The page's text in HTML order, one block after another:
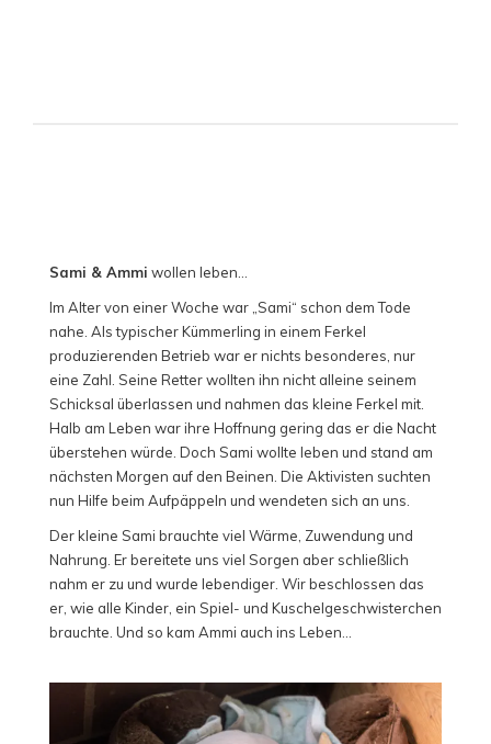
Sami & Ammi wollen leben…
Im Alter von einer Woche war „Sami“ schon dem Tode
nahe. Als typischer Kümmerling in einem Ferkel
produzierenden Betrieb war er nichts besonderes, nur
eine Zahl. Seine Retter wollten ihn nicht alleine seinem
Schicksal überlassen und nahmen das kleine Ferkel mit.
Halb am Leben war ihre Hoffnung gering das er die Nacht
überstehen würde. Doch Sami wollte leben und stand am
nächsten Morgen auf den Beinen. Die Aktivisten suchten
nun Hilfe beim Aufpäppeln und wendeten sich an uns.
Der kleine Sami brauchte viel Wärme, Zuwendung und
Nahrung. Er bereitete uns viel Sorgen aber schließlich
nahm er zu und wurde lebendiger. Wir beschlossen das
er, wie alle Kinder, ein Spiel- und Kuschelgeschwisterchen
brauchte. Und so kam Ammi auch ins Leben…